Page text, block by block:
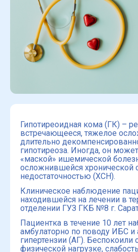
Гипотиреоидная кома (ГК) –
встречающееся, тяжелое
длительно
гипотиреоза. Иногда, он
«маской» ишемической
осложнившейся хронической
недостаточностью (ХСН).
Клиническое наблюдение
находившейся на лечении в
отделении ГУЗ ГКБ №8 г.
Пациентка в течение 10 лет
амбулаторно по поводу ИБС и
гипертензии (АГ).
физической нагрузке,